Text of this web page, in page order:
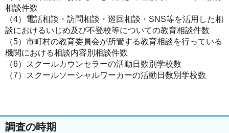
相談件数
（4）電話相談・訪問相談・巡回相談・SNS等を活用した相
談におけるいじめ及び不登校等についての教育相談件数
（5）市町村の教育委員会が所管する教育相談を行っている
機関における相談内容別相談件数
（6）スクールカウンセラーの活動日数別学校数
（7）スクールソーシャルワーカーの活動日数別学校数
調査の時期